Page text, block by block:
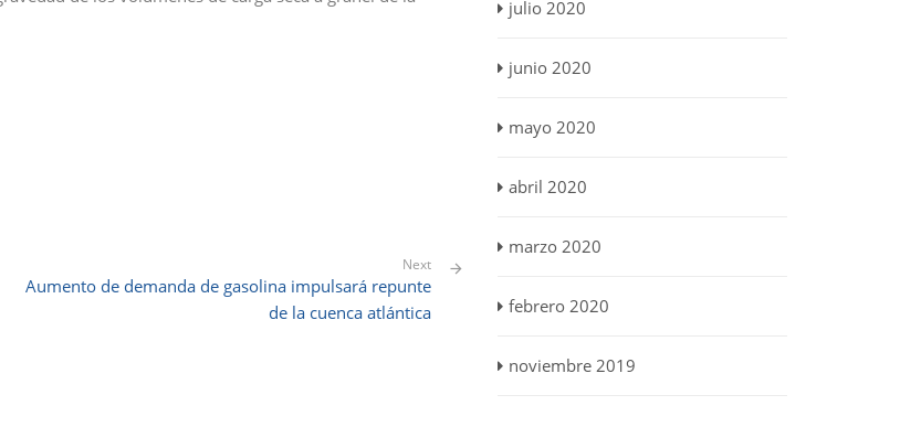
Next
Aumento de demanda de gasolina impulsará repunte
de la cuenca atlántica
julio 2020
junio 2020
mayo 2020
abril 2020
marzo 2020
febrero 2020
noviembre 2019